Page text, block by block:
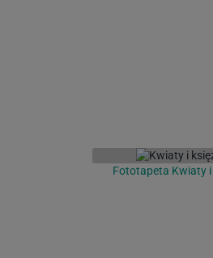
Fototapeta Kwiaty i